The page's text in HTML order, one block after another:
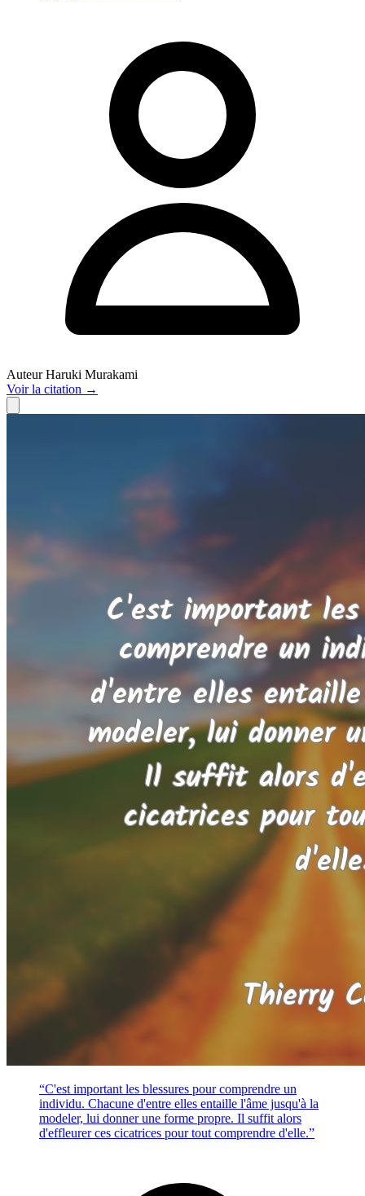
Auteur Haruki Murakami
Voirla citation →
“C'est important les blessures pour comprendre un
individu. Chacune d'entre elles entaille l'âme jusqu'à la
modeler, lui donner une forme propre. Il suffit alors
d'effleurer ces cicatrices pour tout comprendre d'elle.”